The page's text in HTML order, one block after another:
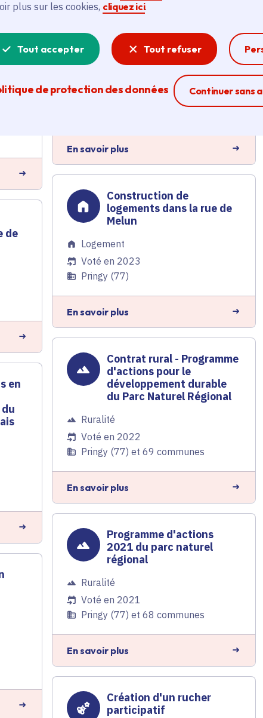
plus sur les cookies, cliquez ici.
Tout accepter Tout refuser
de protection des données Continuer sans
Ferme la
d'actions 2023 du Parc
Naturel Régional du
Gâtinais Français
En savoir plus
de
Construction de
logements dans la rue de
Melun
Logement
Voté en 2023
Pringy (77)
En savoir plus
en
Contrat rural - Programme
d'actions pour le
développement durable
du Parc Naturel Régional
Ruralité
Voté en 2022
Pringy (77) et 69 communes
En savoir plus
Programme d'actions
2021 du parc naturel
régional
Ruralité
Voté en 2021
Pringy (77) et 68 communes
En savoir plus
Création d'un rucher
participatif